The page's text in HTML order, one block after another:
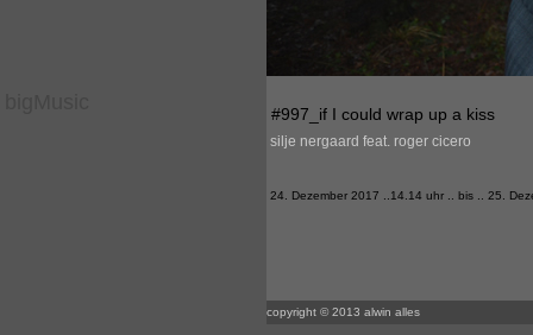
#997_if I could wrap up a kiss
silje nergaard feat. roger cicero
24. Dezember 2017 ..14.14 uhr .. bis .. 25.
copyright © 2013 alwin alles